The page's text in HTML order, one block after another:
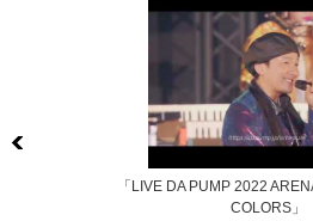
「LIVE DA PUMP 2022
COLORS」